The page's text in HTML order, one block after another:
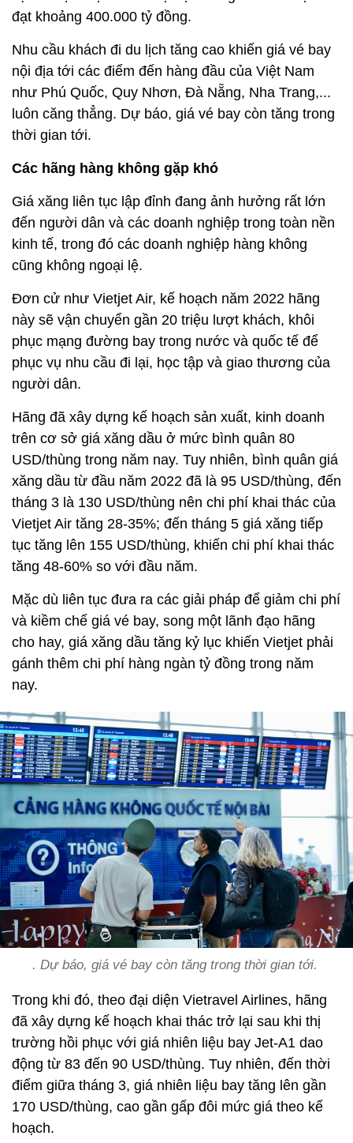
đạt khoảng 400.000 tỷ đồng.
Nhu cầu khách đi du lịch tăng cao khiến giá vé bay
nội địa tới các điểm đến hàng đầu của Việt Nam
như Phú Quốc, Quy Nhơn, Đà Nẵng, Nha Trang,...
luôn căng thẳng. Dự báo, giá vé bay còn tăng trong
thời gian tới.
Các hãng hàng không gặp khó
Giá xăng liên tục lập đỉnh đang ảnh hưởng rất lớn
đến người dân và các doanh nghiệp trong toàn nền
kinh tế, trong đó các doanh nghiệp hàng không
cũng không ngoại lệ.
Đơn cử như Vietjet Air, kế hoạch năm 2022 hãng
này sẽ vận chuyển gần 20 triệu lượt khách, khôi
phục mạng đường bay trong nước và quốc tế để
phục vụ nhu cầu đi lại, học tập và giao thương của
người dân.
Hãng đã xây dựng kế hoạch sản xuất, kinh doanh
trên cơ sở giá xăng dầu ở mức bình quân 80
USD/thùng trong năm nay. Tuy nhiên, bình quân giá
xăng dầu từ đầu năm 2022 đã là 95 USD/thùng, đến
tháng 3 là 130 USD/thùng nên chi phí khai thác của
Vietjet Air tăng 28-35%; đến tháng 5 giá xăng tiếp
tục tăng lên 155 USD/thùng, khiến chi phí khai thác
tăng 48-60% so với đầu năm.
Mặc dù liên tục đưa ra các giải pháp để giảm chi phí
và kiềm chế giá vé bay, song một lãnh đạo hãng
cho hay, giá xăng dầu tăng kỷ lục khiến Vietjet phải
gánh thêm chi phí hàng ngàn tỷ đồng trong năm
nay.
. Dự báo, giá vé bay còn tăng trong thời gian tới.
Trong khi đó, theo đại diện Vietravel Airlines, hãng
đã xây dựng kế hoạch khai thác trở lại sau khi thị
trường hồi phục với giá nhiên liệu bay Jet-A1 dao
động từ 83 đến 90 USD/thùng. Tuy nhiên, đến thời
điểm giữa tháng 3, giá nhiên liệu bay tăng lên gần
170 USD/thùng, cao gần gấp đôi mức giá theo kế
hoạch.